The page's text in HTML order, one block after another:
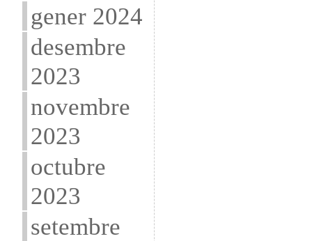
gener 2024
desembre
2023
novembre
2023
octubre
2023
setembre